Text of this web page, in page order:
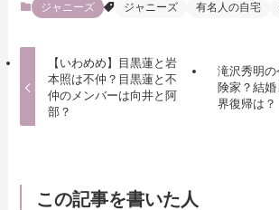
ジャニーズ ジャニーズ 有名人の自宅
【いわめめ】目黒蓮と岩
本照は不仲？目黒蓮と不
仲のメンバーは向井と阿
部？
滝沢秀明の
険家？結
界復帰は？
この記事を書いた人